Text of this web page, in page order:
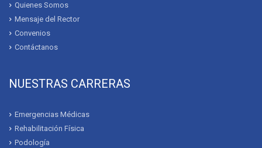
Quienes Somos
Mensaje del Rector
Convenios
Contáctanos
NUESTRAS CARRERAS
Emergencias Médicas
Rehabilitación Física
Podología